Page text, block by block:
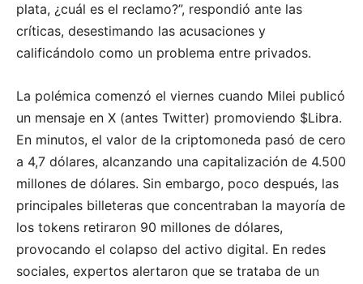
plata, ¿cuál es el reclamo?”, respondió ante las
críticas, desestimando las acusaciones y
calificándolo como un problema entre privados.
La polémica comenzó el viernes cuando Milei publicó
un mensaje en X (antes Twitter) promoviendo $Libra.
En minutos, el valor de la criptomoneda pasó de cero
a 4,7 dólares, alcanzando una capitalización de 4.500
millones de dólares. Sin embargo, poco después, las
principales billeteras que concentraban la mayoría de
los tokens retiraron 90 millones de dólares,
provocando el colapso del activo digital. En redes
sociales, expertos alertaron que se trataba de un